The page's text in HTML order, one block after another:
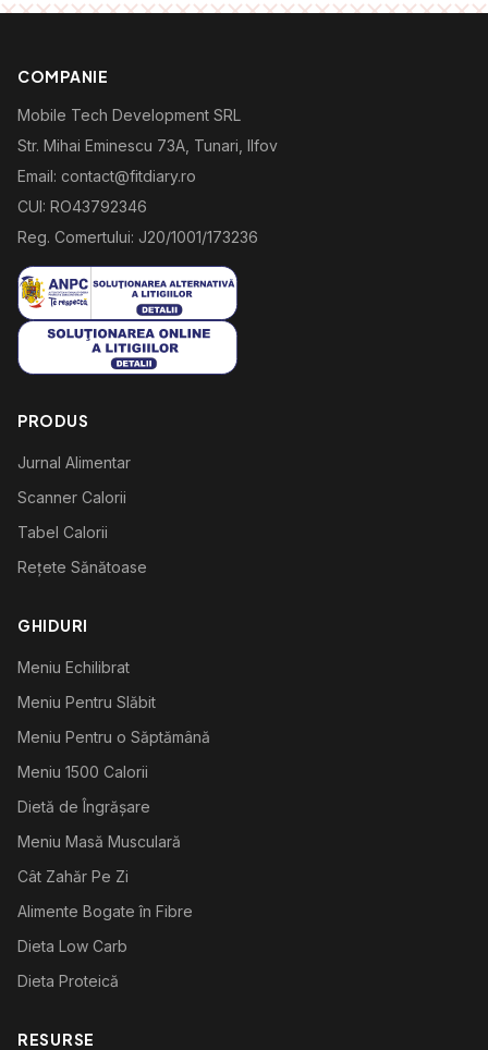
COMPANIE
Mobile Tech Development SRL
Str. Mihai Eminescu 73A, Tunari, Ilfov
Email: contact@fitdiary.ro
CUI: RO43792346
Reg. Comertului: J20/1001/173236
PRODUS
Jurnal Alimentar
Scanner Calorii
Tabel Calorii
Rețete Sănătoase
GHIDURI
Meniu Echilibrat
Meniu Pentru Slăbit
Meniu Pentru o Săptămână
Meniu 1500 Calorii
Dietă de Îngrășare
Meniu Masă Musculară
Cât Zahăr Pe Zi
Alimente Bogate în Fibre
Dieta Low Carb
Dieta Proteică
RESURSE